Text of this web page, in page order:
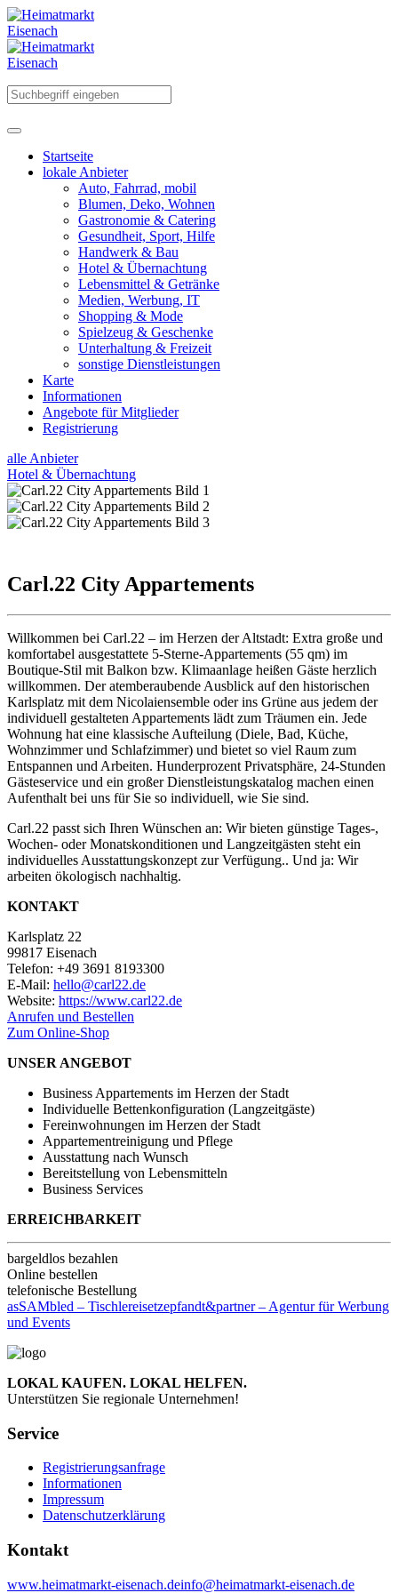
Startseite
lokale Anbieter
Auto, Fahrrad, mobil
Blumen, Deko, Wohnen
Gastronomie & Catering
Gesundheit, Sport, Hilfe
Handwerk & Bau
Hotel & Übernachtung
Lebensmittel & Getränke
Medien, Werbung, IT
Shopping & Mode
Spielzeug & Geschenke
Unterhaltung & Freizeit
sonstige Dienstleistungen
Karte
Informationen
Angebote für Mitglieder
Registrierung
alle Anbieter
Hotel & Übernachtung
Carl.22 City Appartements
Willkommen bei Carl.22 – im Herzen der Altstadt: Extra große und
komfortabel ausgestattete 5-Sterne-Appartements (55 qm) im
Boutique-Stil mit Balkon bzw. Klimaanlage heißen Gäste herzlich
willkommen. Der atemberaubende Ausblick auf den historischen
Karlsplatz mit dem Nicolaiensemble oder ins Grüne aus jedem der
individuell gestalteten Appartements lädt zum Träumen ein. Jede
Wohnung hat eine klassische Aufteilung (Diele, Bad, Küche,
Wohnzimmer und Schlafzimmer) und bietet so viel Raum zum
Entspannen und Arbeiten. Hunderprozent Privatsphäre, 24-Stunden
Gästeservice und ein großer Dienstleistungskatalog machen einen
Aufenthalt bei uns für Sie so individuell, wie Sie sind.
Carl.22 passt sich Ihren Wünschen an: Wir bieten günstige Tages-,
Wochen- oder Monatskonditionen und Langzeitgästen steht ein
individuelles Ausstattungskonzept zur Verfügung.. Und ja: Wir
arbeiten ökologisch nachhaltig.
KONTAKT
Karlsplatz 22
99817 Eisenach
Telefon: +49 3691 8193300
E-Mail: hello@carl22.de
Website: https://www.carl22.de
Anrufen und Bestellen
Zum Online-Shop
UNSER ANGEBOT
Business Appartements im Herzen der Stadt
Individuelle Bettenkonfiguration (Langzeitgäste)
Fereinwohnungen im Herzen der Stadt
Appartementreinigung und Pflege
Ausstattung nach Wunsch
Bereitstellung von Lebensmitteln
Business Services
ERREICHBARKEIT
bargeldlos bezahlen
Online bestellen
telefonische Bestellung
asSAMbled – Tischlereisetzepfandt&partner – Agentur für Werbung
und Events
LOKAL KAUFEN. LOKAL HELFEN.
Unterstützen Sie regionale Unternehmen!
Service
Registrierungsanfrage
Informationen
Impressum
Datenschutzerklärung
Kontakt
www.heimatmarkt-eisenach.deinfo@heimatmarkt-eisenach.de